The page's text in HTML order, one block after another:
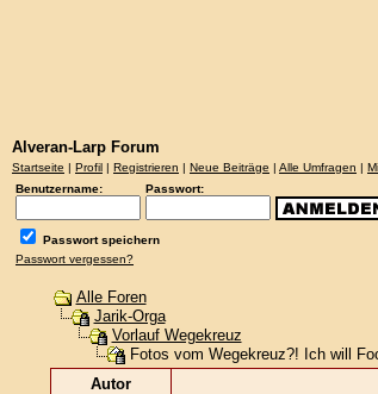
Alveran-Larp Forum
Startseite | Profil | Registrieren | Neue Beiträge | Alle Umfragen |
Benutzername:
Passwort:
Passwort speichern
Passwort vergessen?
Alle Foren
Jarik-Orga
Vorlauf Wegekreuz
Fotos vom Wegekreuz?! Ich will
Autor